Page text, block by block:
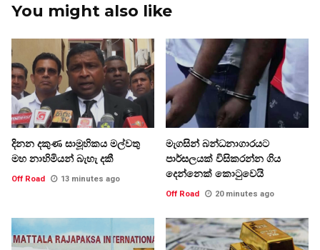
You might also like
දිනන දකුණ සාමූහිකය මල්වතු
මහ නාහිමියන් බැහැ දකී
Off Road 13 minutes ago
මැගසින් බන්ධනාගාරයට
පාර්සලයක් විසිකරන්න ගිය
දෙන්නෙක් කොටුවෙයි
Off Road 20 minutes ago